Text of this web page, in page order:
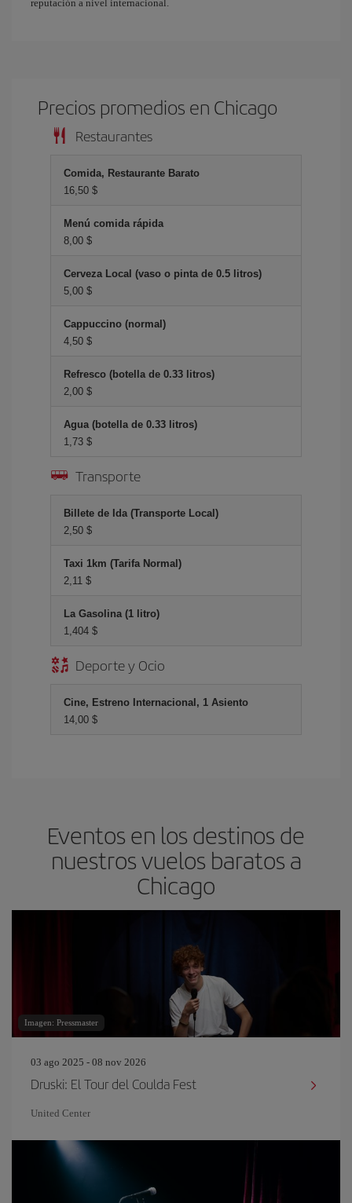
reputación a nivel internacional.
Precios promedios en Chicago
Restaurantes
Comida, Restaurante Barato
16,50 $
Menú comida rápida
8,00 $
Cerveza Local (vaso o pinta de 0.5 litros)
5,00 $
Cappuccino (normal)
4,50 $
Refresco (botella de 0.33 litros)
2,00 $
Agua (botella de 0.33 litros)
1,73 $
Transporte
Billete de Ida (Transporte Local)
2,50 $
Taxi 1km (Tarifa Normal)
2,11 $
La Gasolina (1 litro)
1,404 $
Deporte y Ocio
Cine, Estreno Internacional, 1 Asiento
14,00 $
Eventos en los destinos de
nuestros vuelos baratos a
Chicago
Imagen: Pressmaster
03 ago 2025 - 08 nov 2026
Druski: El Tour del Coulda Fest
United Center